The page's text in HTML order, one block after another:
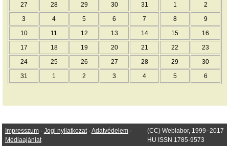
27 28 29 30 31 1 2
3 4 5 6 7 8 9
10 11 12 13 14 15 16
17 18 19 20 21 22 23
24 25 26 27 28 29 30
31 1 2 3 4 5 6
(CC) Weblabor, 1999–2017
HU ISSN 1785-9573
Impresszum· Jogi nyilatkozat· Adatvédelem·
Médiaajánlat